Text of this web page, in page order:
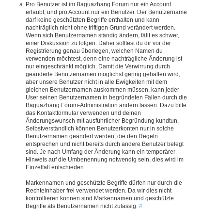
Pro Benutzer ist im Baguazhang Forum nur ein Account
erlaubt, und pro Account nur ein Benutzer. Der Benutzername
darf keine geschützten Begriffe enthalten und kann
nachträglich nicht ohne triftigen Grund verändert werden.
Wenn sich Benutzernamen ständig ändern, fällt es schwer,
einer Diskussion zu folgen. Daher solltest du dir vor der
Registrierung genau überlegen, welchen Namen du
verwenden möchtest, denn eine nachträgliche Änderung ist
nur eingeschränkt möglich. Damit die Verwirrung durch
geänderte Benutzernamen möglichst gering gehalten wird,
aber unsere Benutzer nicht in alle Ewigkeiten mit dem
gleichen Benutzernamen auskommen müssen, kann jeder
User seinen Benutzernamen in begründeten Fällen durch die
Baguazhang Forum-Administration ändern lassen. Dazu bitte
das Kontaktformular verwenden und deinen
Änderungswunsch mit ausführlicher Begründung kundtun.
Selbstverständlich können Benutzerkonten nur in solche
Benutzernamen geändert werden, die den Regeln
entsprechen und nicht bereits durch andere Benutzer belegt
sind. Je nach Umfang der Änderung kann ein temporärer
Hinweis auf die Umbenennung notwendig sein, dies wird im
Einzelfall entschieden.
Markennamen und geschützte Begriffe dürfen nur durch die
Rechteinhaber frei verwendet werden. Da wir dies nicht
kontrollieren können sind Markennamen und geschützte
Begriffe als Benutzernamen nicht zulässig. #